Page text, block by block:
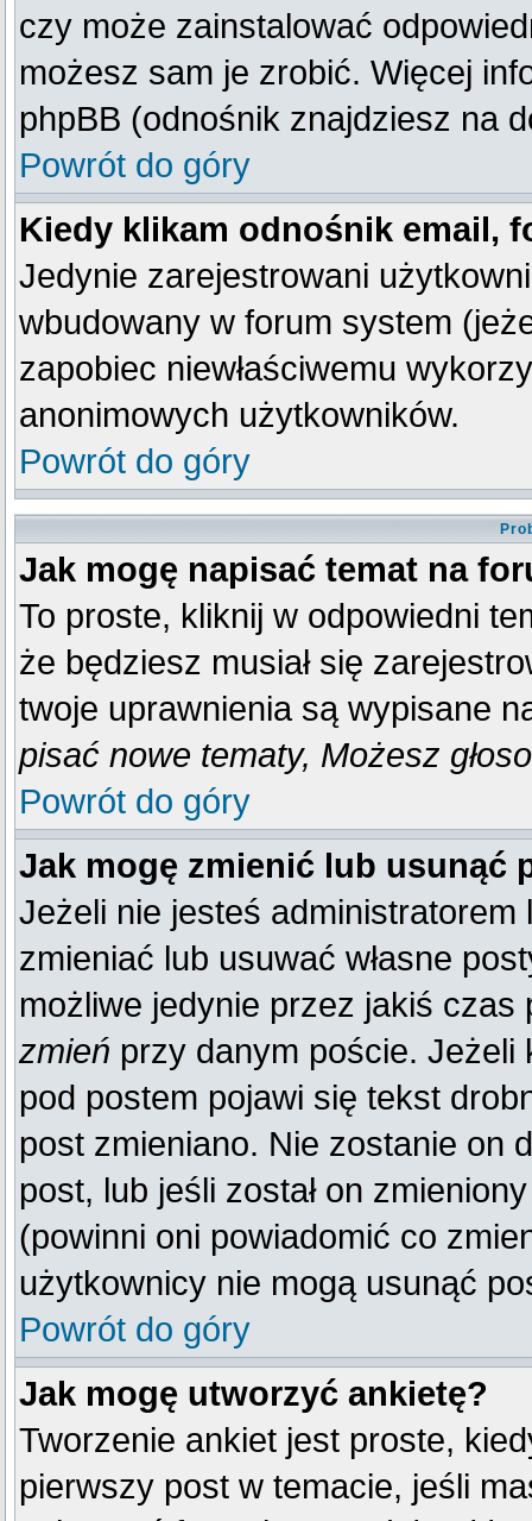
czy może zainstalować
możesz sam je zrobić. Więcej
phpBB (odnośnik znajdziesz na
Powrót do góry
Kiedy klikam odnośnik email,
Jedynie zarejestrowani
wbudowany w forum system
zapobiec niewłaściwemu
anonimowych użytkowników.
Powrót do góry
Jak mogę napisać temat na
To proste, kliknij w odpowiedni
że będziesz musiał się
twoje uprawnienia są wypisane
pisać nowe tematy, Możesz
Powrót do góry
Jak mogę zmienić lub usunąć
Jeżeli nie jesteś
zmieniać lub usuwać własne
możliwe jedynie przez jakiś
zmień przy danym poście. Jeżeli
pod postem pojawi się tekst
post zmieniano. Nie zostanie on
post, lub jeśli został on
(powinni oni powiadomić co
użytkownicy nie mogą usunąć
Powrót do góry
Jak mogę utworzyć ankietę?
Tworzenie ankiet jest proste,
pierwszy post w temacie, jeśli